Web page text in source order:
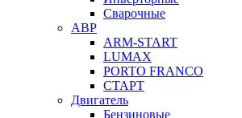
Сварочные
АВР
ARM-START
LUMAX
PORTO FRANCO
СТАРТ
Двигатель
Бензиновые